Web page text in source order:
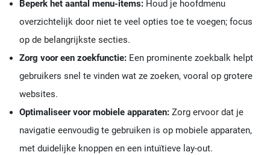
Beperk het aantal menu-items:Houd je hoofdmenu
overzichtelijk door niet te veel opties toe te voegen; focus
op de belangrijkste secties.
Zorg voor een zoekfunctie:Een prominente zoekbalk helpt
gebruikers snel te vinden wat ze zoeken, vooral op grotere
websites.
Optimaliseer voor mobiele apparaten:Zorg ervoor dat je
navigatie eenvoudig te gebruiken is op mobiele apparaten,
met duidelijke knoppen en een intuïtieve lay-out.